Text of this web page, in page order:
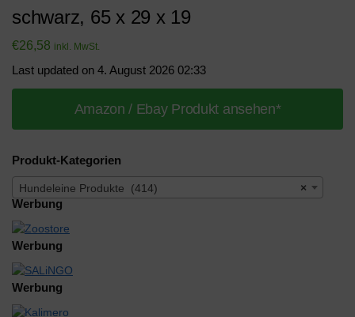
schwarz, 65 x 29 x 19
€26,58 inkl. MwSt.
Last updated on 4. August 2026 02:33
Amazon / Ebay Produkt ansehen*
Produkt-Kategorien
×
Hundeleine Produkte (414)
Werbung
Werbung
Werbung